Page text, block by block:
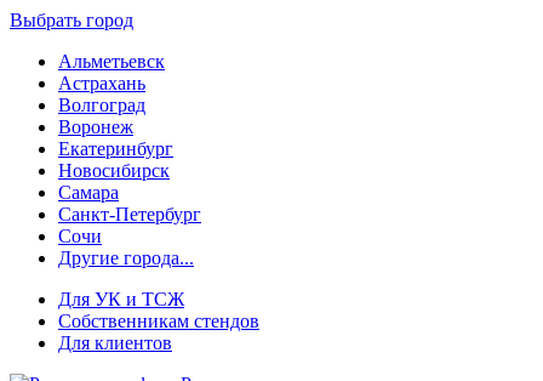
Выбрать город
Альметьевск
Астрахань
Волгоград
Воронеж
Екатеринбург
Новосибирск
Самара
Санкт-Петербург
Сочи
Другие города...
Для УК и ТСЖ
Собственникам стендов
Для клиентов